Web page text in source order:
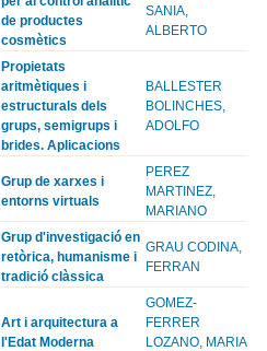
de productes
cosmètics
SANIA,
ALBERTO
Propietats
aritmètiques i
estructurals dels
grups, semigrups i
brides. Aplicacions
BALLESTER
BOLINCHES,
ADOLFO
Grup de xarxes i
entorns virtuals
PEREZ
MARTINEZ,
MARIANO
Grup d'investigació en
retòrica, humanisme i
tradició clàssica
GRAU CODINA,
FERRAN
Art i arquitectura a
l'Edat Moderna
GOMEZ-
FERRER
LOZANO, MARIA